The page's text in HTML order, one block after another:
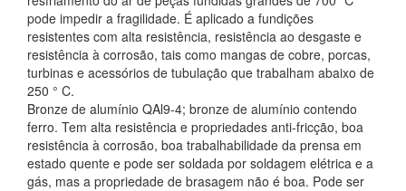
pode impedir a fragilidade. É aplicado a fundições
resistentes com alta resistência, resistência ao desgaste e
resistência à corrosão, tais como mangas de cobre, porcas,
turbinas e acessórios de tubulação que trabalham abaixo de
250 ° C.
Bronze de alumínio QAl9-4; bronze de alumínio contendo
ferro. Tem alta resistência e propriedades anti-fricção, boa
resistência à corrosão, boa trabalhabilidade da prensa em
estado quente e pode ser soldada por soldagem elétrica e a
gás, mas a propriedade de brasagem não é boa. Pode ser